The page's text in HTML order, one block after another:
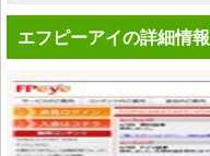
エフピーアイの詳細情報